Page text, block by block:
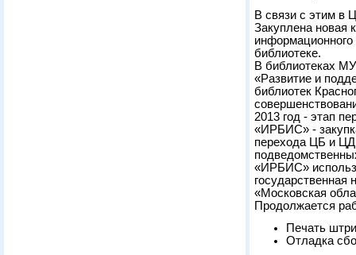
В связи с этим в
Закуплена новая
библиотеке.
В библиотеках
«Развитие и
библиотек
2013 год - этап
«ИРБИС» -
перехода ЦБ и
«ИРБИС»
«Московская
Продолжается
Печать
Отладка